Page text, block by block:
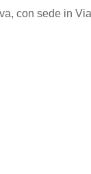
con sede in